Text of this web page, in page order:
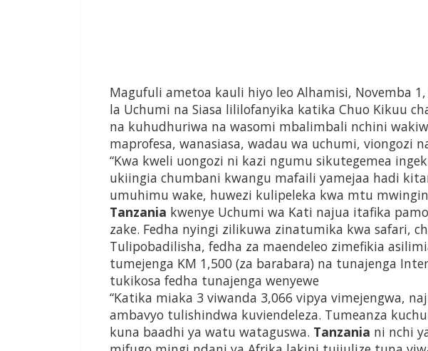
Magufuli ametoa kauli hiyo leo Alhamisi, Novemba
la Uchumi na Siasa lililofanyika katika Chuo Kikuu
na kuhudhuriwa na wasomi mbalimbali nchini
maprofesa, wanasiasa, wadau wa uchumi, viongozi
“Kwa kweli uongozi ni kazi ngumu sikutegemea
ukiingia chumbani kwangu mafaili yamejaa hadi
umuhimu wake, huwezi kulipeleka kwa mtu
Tanzania kwenye Uchumi wa Kati najua itafika
zake. Fedha nyingi zilikuwa zinatumika kwa safari,
Tulipobadilisha, fedha za maendeleo zimefikia
tumejenga KM 1,500 (za barabara) na tunajenga
tukikosa fedha tunajenga wenyewe
“Katika miaka 3 viwanda 3,066 vipya vimejengwa,
ambavyo tulishindwa kuviendeleza. Tumeanza
kuna baadhi ya watu wataguswa. Tanzania ni nchi